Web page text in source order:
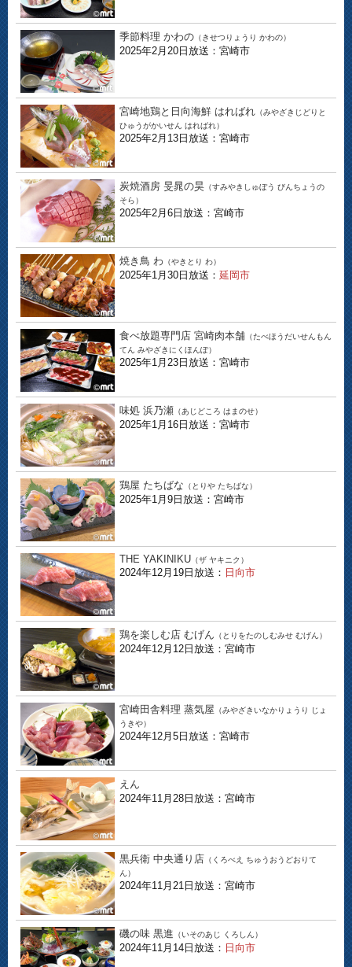
季節料理 かわの （きせつりょうり かわの）
2025年2月20日放送：宮崎市
宮崎地鶏と日向海鮮 はればれ （みやざきじどりと
ひゅうがかいせん はればれ）
2025年2月13日放送：宮崎市
炭焼酒房 旻晁の昊 （すみやきしゅぼう びんちょうの
そら）
2025年2月6日放送：宮崎市
焼き鳥 わ （やきとり わ）
2025年1月30日放送： 延岡市
食べ放題専門店 宮崎肉本舗 （たべほうだいせんもん
てん みやざきにくほんぽ）
2025年1月23日放送：宮崎市
味処 浜乃瀬 （あじどころ はまのせ）
2025年1月16日放送：宮崎市
鶏屋 たちばな （とりや たちばな）
2025年1月9日放送：宮崎市
THE YAKINIKU （ザ ヤキニク）
2024年12月19日放送： 日向市
鶏を楽しむ店 むげん （とりをたのしむみせ むげん）
2024年12月12日放送：宮崎市
宮崎田舎料理 蒸気屋 （みやざきいなかりょうり じょ
うきや）
2024年12月5日放送：宮崎市
えん
2024年11月28日放送：宮崎市
黒兵衛 中央通り店 （くろべえ ちゅうおうどおりて
ん）
2024年11月21日放送：宮崎市
磯の味 黒進 （いそのあじ くろしん）
2024年11月14日放送： 日向市